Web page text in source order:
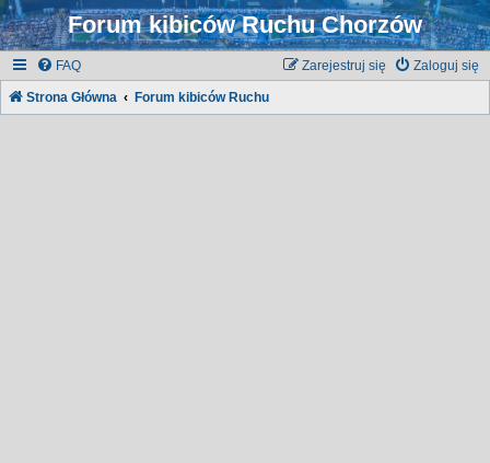
Forum kibiców Ruchu Chorzów
FAQ Zaloguj się
Zarejestruj się
Strona Główna Forum kibiców Ruchu